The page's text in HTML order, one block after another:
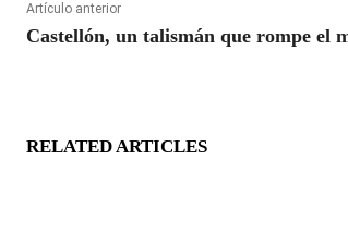
Artículo anterior
Castellón, un talismán que rompe el
RELATED ARTICLES